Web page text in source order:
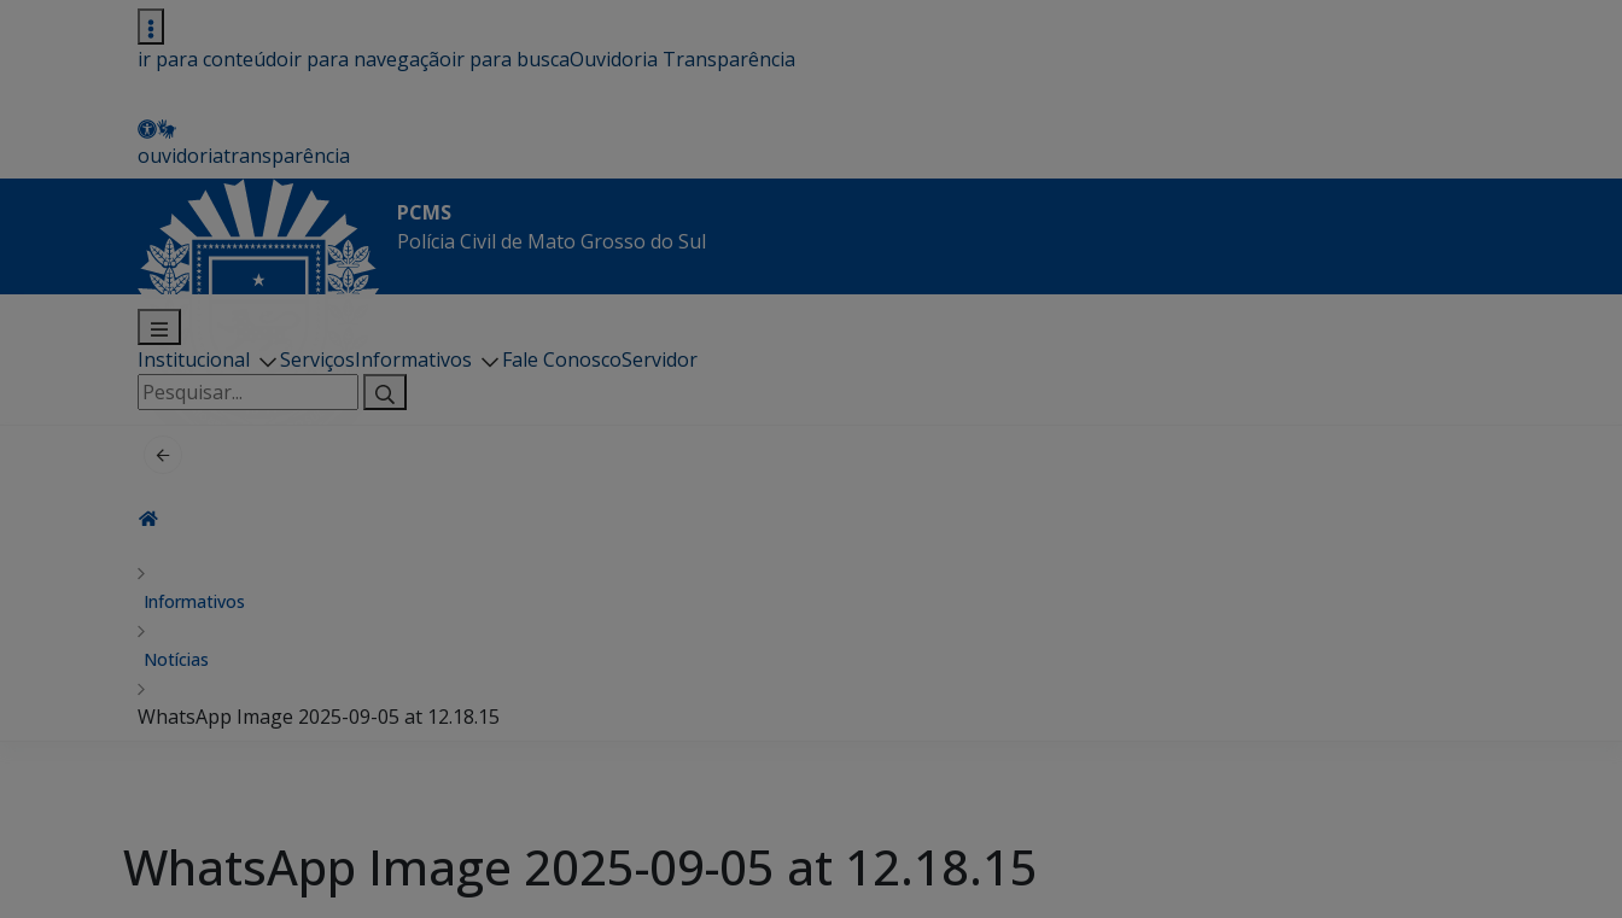
ir para conteúdoir para navegaçãoir para buscaOuvidoria Transparência
ouvidoriatransparência
PCMS
Polícia Civil de Mato Grosso do Sul
Institucional ServiçosInformativos Fale ConoscoServidor
Pesquisar
por:
Informativos
Notícias
WhatsApp Image 2025-09-05 at 12.18.15
WhatsApp Image 2025-09-05 at 12.18.15